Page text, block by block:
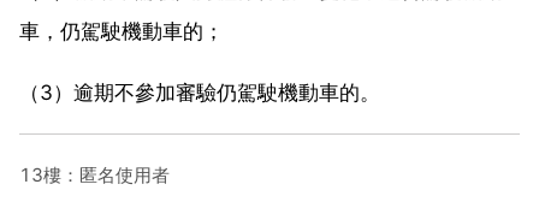
車，仍駕駛機動車的；
（3）逾期不參加審驗仍駕駛機動車的。
13樓：匿名使用者